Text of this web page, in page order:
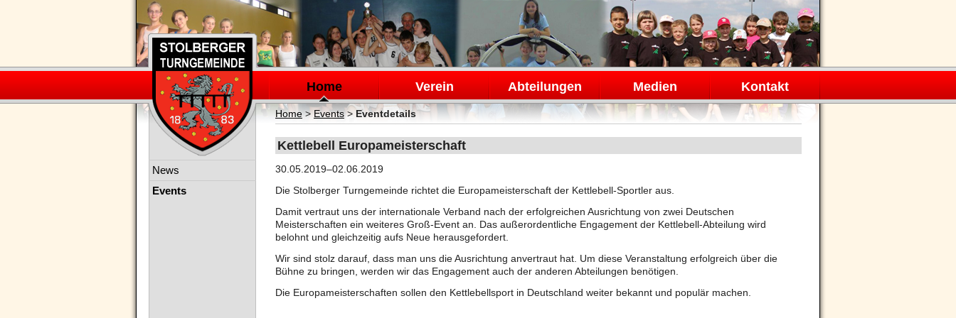
Navigation
überspringen
Home Verein Abteilungen Medien Kontakt
Home> Events> Eventdetails
Kettlebell Europameisterschaft
30.05.2019–02.06.2019
Die Stolberger Turngemeinde richtet die Europameisterschaft der Kettlebell-Sportler aus.
Damit vertraut uns der internationale Verband nach der erfolgreichen Ausrichtung von zwei Deutschen
Meisterschaften ein weiteres Groß-Event an. Das außerordentliche Engagement der Kettlebell-Abteilung wird
belohnt und gleichzeitig aufs Neue herausgefordert.
Wir sind stolz darauf, dass man uns die Ausrichtung anvertraut hat. Um diese Veranstaltung erfolgreich über die
Bühne zu bringen, werden wir das Engagement auch der anderen Abteilungen benötigen.
Die Europameisterschaften sollen den Kettlebellsport in Deutschland weiter bekannt und populär machen.
Navigation
News
Events